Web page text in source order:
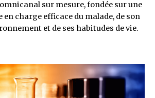
sur mesure, fondée sur une
en charge efficace du malade, de son
et de ses habitudes de vie.